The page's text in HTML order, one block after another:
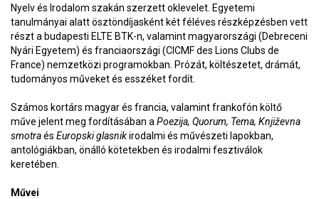
Nyelv és Irodalom szakán szerzett oklevelet. Egyetemi
tanulmányai alatt ösztöndíjasként két féléves részképzésben vett
részt a budapesti ELTE BTK-n, valamint magyarországi (Debreceni
Nyári Egyetem) és franciaországi (CICMF des Lions Clubs de
France) nemzetközi programokban. Prózát, költészetet, drámát,
tudományos műveket és esszéket fordít.
Számos kortárs magyar és francia, valamint frankofón költő
műve jelent meg fordításában a Poezija, Quorum, Tema, Književna
smotraés Europski glasnikirodalmi és művészeti lapokban,
antológiákban, önálló kötetekben és irodalmi fesztiválok
keretében.
Művei